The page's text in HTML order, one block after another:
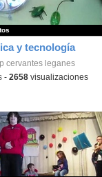
y tecnología
cervantes leganes
-2658 visualizaciones